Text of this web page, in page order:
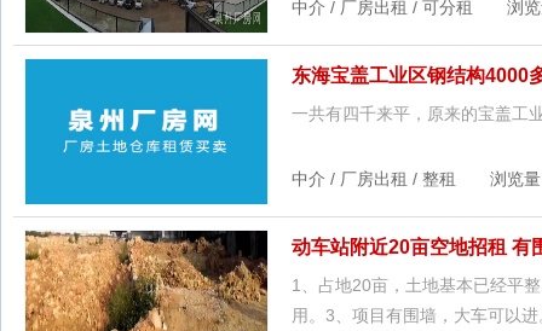
中介 / 厂房出租 / 可分租 浏
东海宝盖工业区钢结构4000
一共有四千来平，原来的宝盖工
中介 / 厂房出租 / 整租 浏览
动车站附近20亩空地招租 有
1、占地20亩，土地基本已经平
用。3、项目有围墙，大车可以进